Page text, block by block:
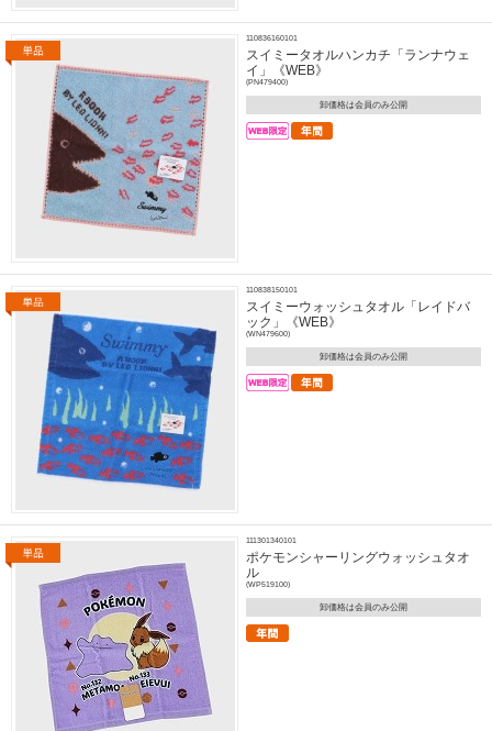
110836160101
スイミータオルハンカチ「ランナウェ
イ」《WEB》
(PN479400)
卸価格は会員のみ公開
110838150101
スイミーウォッシュタオル「レイドバ
ック」《WEB》
(WN479600)
卸価格は会員のみ公開
111301340101
ポケモンシャーリングウォッシュタオ
ル
(WP519100)
卸価格は会員のみ公開